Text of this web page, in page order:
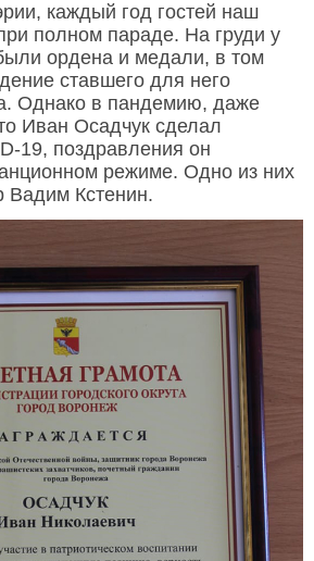
каждый год гостей наш
полном параде. На груди у
ордена и медали, в том
ставшего для него
Однако в пандемию, даже
Иван Осадчук сделал
19, поздравления он
режиме. Одно из них
Вадим Кстенин.